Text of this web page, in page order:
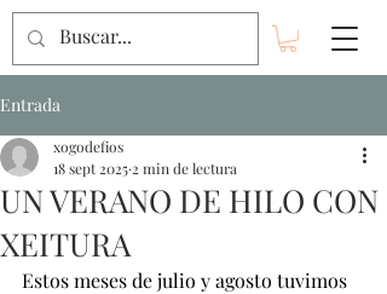
Entrada
UN VERANO DE HILO CON
XEITURA
xogodefios
18 sept 2025 2 min de lectura
Estos meses de julio y agosto tuvimos